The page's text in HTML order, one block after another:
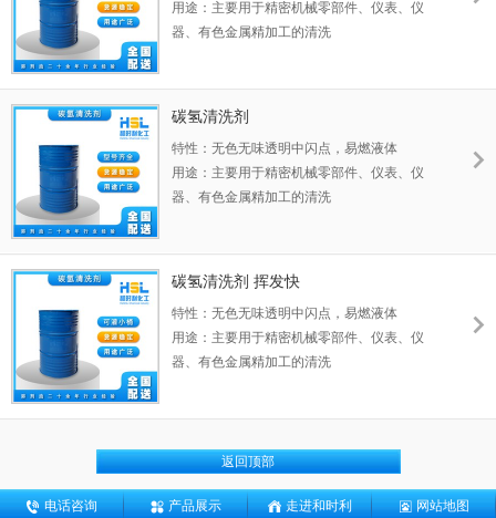
用途：主要用于精密机械零部件、仪表、仪
器、有色金属精加工的清洗
碳氢清洗剂
特性：无色无味透明中闪点，易燃液体
用途：主要用于精密机械零部件、仪表、仪
器、有色金属精加工的清洗
碳氢清洗剂 挥发快
特性：无色无味透明中闪点，易燃液体
用途：主要用于精密机械零部件、仪表、仪
器、有色金属精加工的清洗
返回顶部
电话咨询 产品展示 走进和时利 网站地图